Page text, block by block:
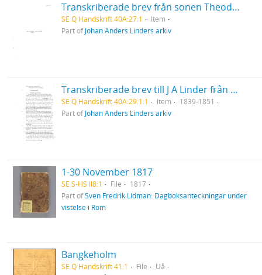
Transkriberade brev från sonen Theodor
SE Q Handskrift 40A:27:1
Item
Part ofJohan Anders Linders arkiv
Transkriberade brev till J A Linder från Hanna och Louisa Leijel
SE Q Handskrift 40A:29:1:1 Item
1839-1851
Part ofJohan Anders Linders arkiv
1-30 November 1817
SE S-HS Il8:1 File
1817
Part ofSven Fredrik Lidman: Dagboksanteckningar under
vistelse i Rom
Bangkeholm
SE Q Handskrift 41:1 File
Uå